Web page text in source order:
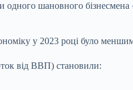
шановного
у 2023 році було
від ВВП) становили: